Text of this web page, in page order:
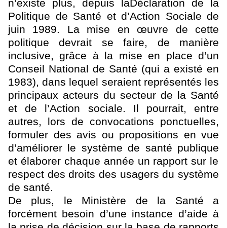
n’existe plus, depuis laDéclaration de la
Politique de Santé et d’Action Sociale de
juin 1989. La mise en œuvre de cette
politique devrait se faire, de manière
inclusive, grâce à la mise en place d’un
Conseil National de Santé (qui a existé en
1983), dans lequel seraient représentés les
principaux acteurs du secteur de la Santé
et de l’Action sociale. Il pourrait, entre
autres, lors de convocations ponctuelles,
formuler des avis ou propositions en vue
d’améliorer le système de santé publique
et élaborer chaque année un rapport sur le
respect des droits des usagers du système
de santé.
De plus, le Ministère de la Santé a
forcément besoin d’une instance d’aide à